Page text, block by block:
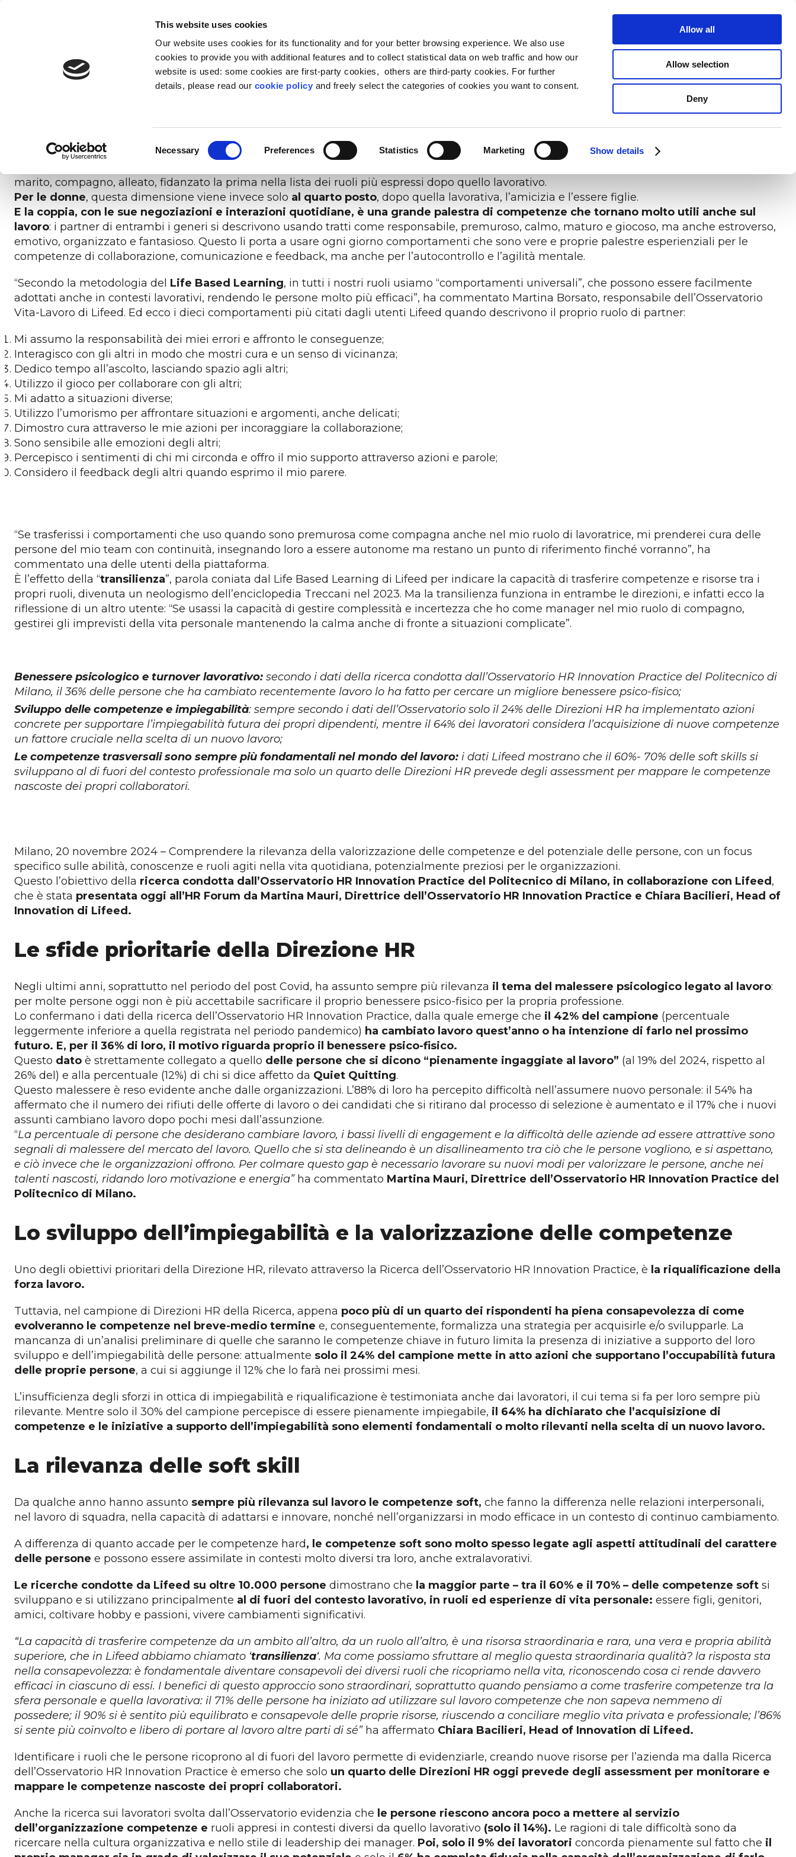
This website uses cookies
Our website uses cookies for its functionality and for your better browsing experience. We also use
cookies to provide you with additional features and to collect statistical data on web traffic and how our
website is used: some cookies are first-party cookies, others are third-party cookies. For further
details, please read our cookie policy and freely select the categories of cookies you want to consent.
Necessary Preferences Statistics Marketing Show details
Allow all
Allow selection
Deny
Accedi alla piattaformariChiedi una CONSULENZA
sviluppo senza precedenti
persone
GENERI E GENERAZIONI
INNOVAZIONE
cambiamento in risorse per l’azienda
la formazione basata sulla vita
mentre apprendono
CHI SIAMO
a impatto sociale
aziende
BLOG & RISORSE CARING COMMUNITY CONTATTACI
Secondo i dati dell’Osservatorio Vita Lavoro di Lifeed, attraverso la piattaforma che negli ultimi 12 mesi ha coinvolto 10.000 dipendenti di grandi
è in modo stabile tra le prime tre più presenti, insieme alla dimensione professionale e a
A descriversi in modo spontaneo come partner è infatti ben il 48,4% degli utenti.
Per gli uomini, quella di coppia è al primo posto tra le relazioni personali più importanti.A rompere definitivamente lo stereotipo secondo
marito, compagno, alleato, fidanzato la prima nella lista dei ruoli più espressi dopo quello lavorativo.
Per le donne, questa dimensione viene invece solo al quarto posto, dopo quella lavorativa, l’amicizia e l’essere figlie.
E la coppia, con le sue negoziazioni e interazioni quotidiane, è una grande palestra di competenze che tornano molto utili anche sul
lavoro: i partner di entrambi i generi si descrivono usando tratti come responsabile, premuroso, calmo, maturo e giocoso, ma anche estroverso,
emotivo, organizzato e fantasioso. Questo li porta a usare ogni giorno comportamenti che sono vere e proprie palestre esperienziali per le
competenze di collaborazione, comunicazione e feedback, ma anche per l’autocontrollo e l’agilità mentale.
“Secondo la metodologia del Life Based Learning, in tutti i nostri ruoli usiamo “comportamenti universali”, che possono essere facilmente
adottati anche in contesti lavorativi, rendendo le persone molto più efficaci”, ha commentato Martina Borsato, responsabile dell’Osservatorio
Vita-Lavoro di Lifeed. Ed ecco i dieci comportamenti più citati dagli utenti Lifeed quando descrivono il proprio ruolo di partner:
Mi assumo la responsabilità dei miei errori e affronto le conseguenze;
Interagisco con gli altri in modo che mostri cura e un senso di vicinanza;
Dedico tempo all’ascolto, lasciando spazio agli altri;
Utilizzo il gioco per collaborare con gli altri;
Mi adatto a situazioni diverse;
Utilizzo l’umorismo per affrontare situazioni e argomenti, anche delicati;
Dimostro cura attraverso le mie azioni per incoraggiare la collaborazione;
Sono sensibile alle emozioni degli altri;
Percepisco i sentimenti di chi mi circonda e offro il mio supporto attraverso azioni e parole;
Considero il feedback degli altri quando esprimo il mio parere.
“Se trasferissi i comportamenti che uso quando sono premurosa come compagna anche nel mio ruolo di lavoratrice, mi prenderei cura delle
persone del mio team con continuità, insegnando loro a essere autonome ma restano un punto di riferimento finché vorranno”, ha
commentato una delle utenti della piattaforma.
È l’effetto della “transilienza”, parola coniata dal Life Based Learning di Lifeed per indicare la capacità di trasferire competenze e risorse tra i
propri ruoli, divenuta un neologismo dell’enciclopedia Treccani nel 2023. Ma la transilienza funziona in entrambe le direzioni, e infatti ecco la
riflessione di un altro utente: “Se usassi la capacità di gestire complessità e incertezza che ho come manager nel mio ruolo di compagno,
gestirei gli imprevisti della vita personale mantenendo la calma anche di fronte a situazioni complicate”.
Benessere psicologico e turnover lavorativo: secondo i dati della ricerca condotta dall’Osservatorio HR Innovation Practice del Politecnico di
Milano, il 36% delle persone che ha cambiato recentemente lavoro lo ha fatto per cercare un migliore benessere psico-fisico;
Sviluppo delle competenze e impiegabilità: sempre secondo i dati dell’Osservatorio solo il 24% delle Direzioni HR ha implementato azioni
concrete per supportare l’impiegabilità futura dei propri dipendenti, mentre il 64% dei lavoratori considera l’acquisizione di nuove competenze
un fattore cruciale nella scelta di un nuovo lavoro;
Le competenze trasversali sono sempre più fondamentali nel mondo del lavoro: i dati Lifeed mostrano che il 60%- 70% delle soft skills si
sviluppano al di fuori del contesto professionale ma solo un quarto delle Direzioni HR prevede degli assessment per mappare le competenze
nascoste dei propri collaboratori.
Milano, 20 novembre 2024 – Comprendere la rilevanza della valorizzazione delle competenze e del potenziale delle persone, con un focus
specifico sulle abilità, conoscenze e ruoli agiti nella vita quotidiana, potenzialmente preziosi per le organizzazioni.
Questo l’obiettivo della ricerca condotta dall’Osservatorio HR Innovation Practice del Politecnico di Milano, in collaborazione con Lifeed ,
che è stata presentata oggi all’HR Forum da Martina Mauri, Direttrice dell’Osservatorio HR Innovation Practice e Chiara Bacilieri, Head of
Innovation di Lifeed.
Le sfide prioritarie della Direzione HR
Negli ultimi anni, soprattutto nel periodo del post Covid, ha assunto sempre più rilevanza il tema del malessere psicologico legato al lavoro:
per molte persone oggi non è più accettabile sacrificare il proprio benessere psico-fisico per la propria professione.
Lo confermano i dati della ricerca dell’Osservatorio HR Innovation Practice, dalla quale emerge che il 42% del campione (percentuale
leggermente inferiore a quella registrata nel periodo pandemico) ha cambiato lavoro quest’anno o ha intenzione di farlo nel prossimo
futuro. E, per il 36% di loro, il motivo riguarda proprio il benessere psico-fisico.
Questo dato è strettamente collegato a quello delle persone che si dicono “pienamente ingaggiate al lavoro” (al 19% del 2024, rispetto al
26% del) e alla percentuale (12%) di chi si dice affetto da Quiet Quitting.
Questo malessere è reso evidente anche dalle organizzazioni. L’88% di loro ha percepito difficoltà nell’assumere nuovo personale: il 54% ha
affermato che il numero dei rifiuti delle offerte di lavoro o dei candidati che si ritirano dal processo di selezione è aumentato e il 17% che i nuovi
assunti cambiano lavoro dopo pochi mesi dall’assunzione.
“La percentuale di persone che desiderano cambiare lavoro, i bassi livelli di engagement e la difficoltà delle aziende ad essere attrattive sono
segnali di malessere del mercato del lavoro. Quello che si sta delineando è un disallineamento tra ciò che le persone vogliono, e si aspettano,
e ciò invece che le organizzazioni offrono. Per colmare questo gap è necessario lavorare su nuovi modi per valorizzare le persone, anche nei
talenti nascosti, ridando loro motivazione e energia” ha commentato Martina Mauri, Direttrice dell’Osservatorio HR Innovation Practice del
Politecnico di Milano.
Lo sviluppo dell’impiegabilità e la valorizzazione delle competenze
Uno degli obiettivi prioritari della Direzione HR, rilevato attraverso la Ricerca dell’Osservatorio HR Innovation Practice, è la riqualificazione della
forza lavoro.
Tuttavia, nel campione di Direzioni HR della Ricerca, appena poco più di un quarto dei rispondenti ha piena consapevolezza di come
evolveranno le competenze nel breve-medio termine e, conseguentemente, formalizza una strategia per acquisirle e/o svilupparle. La
mancanza di un’analisi preliminare di quelle che saranno le competenze chiave in futuro limita la presenza di iniziative a supporto del loro
sviluppo e dell’impiegabilità delle persone: attualmente solo il 24% del campione mette in atto azioni che supportano l’occupabilità futura
delle proprie persone, a cui si aggiunge il 12% che lo farà nei prossimi mesi.
L’insufficienza degli sforzi in ottica di impiegabilità e riqualificazione è testimoniata anche dai lavoratori, il cui tema si fa per loro sempre più
rilevante. Mentre solo il 30% del campione percepisce di essere pienamente impiegabile, il 64% ha dichiarato che l’acquisizione di
competenze e le iniziative a supporto dell’impiegabilità sono elementi fondamentali o molto rilevanti nella scelta di un nuovo lavoro.
La rilevanza delle soft skill
Da qualche anno hanno assunto sempre più rilevanza sul lavoro le competenze soft, che fanno la differenza nelle relazioni interpersonali,
nel lavoro di squadra, nella capacità di adattarsi e innovare, nonché nell’organizzarsi in modo efficace in un contesto di continuo cambiamento.
A differenza di quanto accade per le competenze hard, le competenze soft sono molto spesso legate agli aspetti attitudinali del carattere
delle persone e possono essere assimilate in contesti molto diversi tra loro, anche extralavorativi.
Le ricerche condotte da Lifeed su oltre 10.000 persone dimostrano che la maggior parte – tra il 60% e il 70% – delle competenze soft si
sviluppano e si utilizzano principalmente al di fuori del contesto lavorativo, in ruoli ed esperienze di vita personale: essere figli, genitori,
amici, coltivare hobby e passioni, vivere cambiamenti significativi.
“La capacità di trasferire competenze da un ambito all’altro, da un ruolo all’altro, è una risorsa straordinaria e rara, una vera e propria abilità
superiore, che in Lifeed abbiamo chiamato ‘transilienza‘. Ma come possiamo sfruttare al meglio questa straordinaria qualità? la risposta sta
nella consapevolezza: è fondamentale diventare consapevoli dei diversi ruoli che ricopriamo nella vita, riconoscendo cosa ci rende davvero
efficaci in ciascuno di essi. I benefici di questo approccio sono straordinari, soprattutto quando pensiamo a come trasferire competenze tra la
sfera personale e quella lavorativa: il 71% delle persone ha iniziato ad utilizzare sul lavoro competenze che non sapeva nemmeno di
possedere; il 90% si è sentito più equilibrato e consapevole delle proprie risorse, riuscendo a conciliare meglio vita privata e professionale; l’86%
si sente più coinvolto e libero di portare al lavoro altre parti di sé” ha affermato Chiara Bacilieri, Head of Innovation di Lifeed.
Identificare i ruoli che le persone ricoprono al di fuori del lavoro permette di evidenziarle, creando nuove risorse per l’azienda ma dalla Ricerca
dell’Osservatorio HR Innovation Practice è emerso che solo un quarto delle Direzioni HR oggi prevede degli assessment per monitorare e
mappare le competenze nascoste dei propri collaboratori.
Anche la ricerca sui lavoratori svolta dall’Osservatorio evidenzia che le persone riescono ancora poco a mettere al servizio
dell’organizzazione competenze e ruoli appresi in contesti diversi da quello lavorativo (solo il 14%). Le ragioni di tale difficoltà sono da
ricercare nella cultura organizzativa e nello stile di leadership dei manager. Poi, solo il 9% dei lavoratori concorda pienamente sul fatto che il